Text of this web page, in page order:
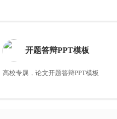
开题答辩PPT模板
高校专属，论文开题答辩PPT模板